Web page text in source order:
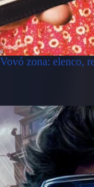
Vovó zona: elenco,